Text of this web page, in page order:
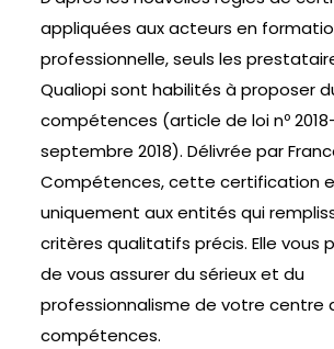
appliquées aux acteurs en
professionnelle, seuls les
Qualiopi sont habilités à proposer
compétences (article de loi nº
septembre 2018). Délivrée par
Compétences, cette certification
uniquement aux entités qui
critères qualitatifs précis. Elle vous
de vous assurer du sérieux et du
professionnalisme de votre centre
compétences.